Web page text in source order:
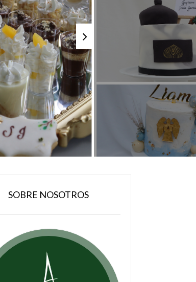
SOBRE NOSOTROS